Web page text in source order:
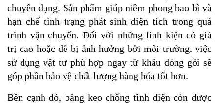
chuyên dụng. Sản phẩm giúp niêm phong bao bì và
hạn chế tình trạng phát sinh điện tích trong quá
trình vận chuyển. Đối với những linh kiện có giá
trị cao hoặc dễ bị ảnh hưởng bởi môi trường, việc
sử dụng vật tư phù hợp ngay từ khâu đóng gói sẽ
góp phần bảo vệ chất lượng hàng hóa tốt hơn.
Bên cạnh đó, băng keo chống tĩnh điện còn được